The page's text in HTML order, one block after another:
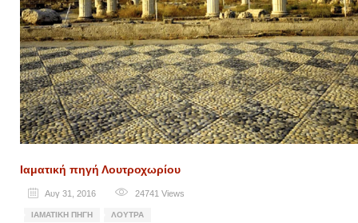
Ιαματική πηγή Λουτροχωρίου
Αυγ 31, 2016 24741 Views
ΙΑΜΑΤΙΚΉ ΠΗΓΉ ΛΟΥΤΡΆ